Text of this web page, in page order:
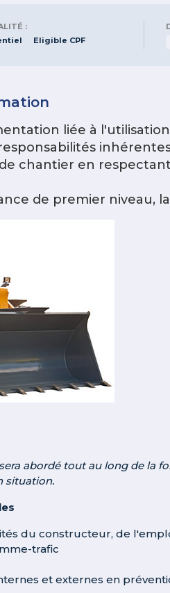
:
Eligible CPF
liée à
chantier en
de premier niveau,
abordé tout au long de la
situation.
du constructeur, de
trafic
et externes en